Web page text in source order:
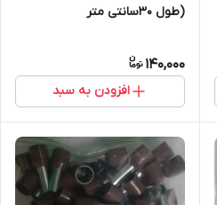
(طول 30سانتی متر
سفید چینی
140,000
افزودن به سبد